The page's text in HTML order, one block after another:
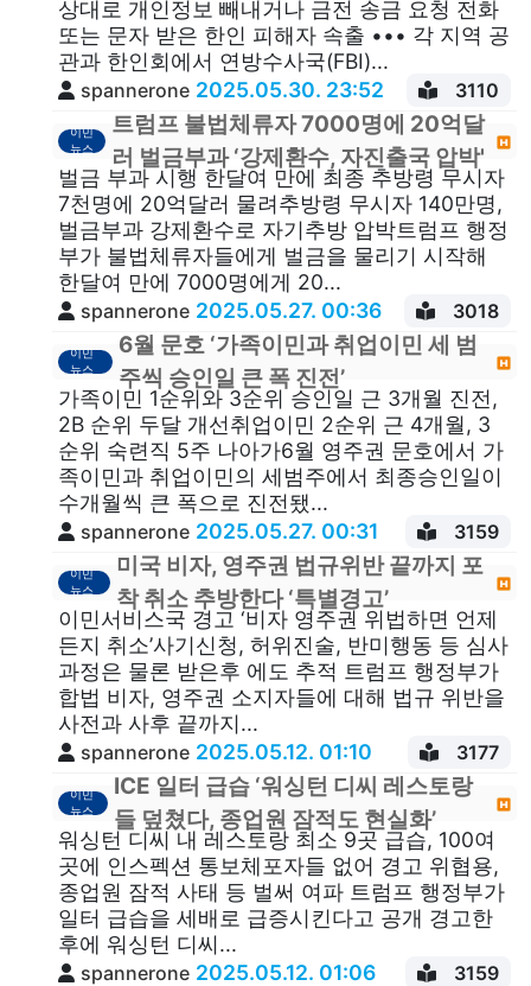
상대로 개인정보 빼내거나 금전 송금 요청 전화
또는 문자 받은 한인 피해자 속출 ••• 각 지역 공
관과 한인회에서 연방수사국(FBI)...
spannerone 2025.05.30. 23:52 3110
이민
뉴스
트럼프 불법체류자 7000명에 20억달
러 벌금부과 ‘강제환수, 자진출국 압박'
벌금 부과 시행 한달여 만에 최종 추방령 무시자
7천명에 20억달러 물려추방령 무시자 140만명,
벌금부과 강제환수로 자기추방 압박트럼프 행정
부가 불법체류자들에게 벌금을 물리기 시작해
한달여 만에 7000명에게 20...
spannerone 2025.05.27. 00:36 3018
이민
뉴스
6월 문호 ‘가족이민과 취업이민 세 범
주씩 승인일 큰 폭 진전’
가족이민 1순위와 3순위 승인일 근 3개월 진전,
2B 순위 두달 개선취업이민 2순위 근 4개월, 3
순위 숙련직 5주 나아가6월 영주권 문호에서 가
족이민과 취업이민의 세범주에서 최종승인일이
수개월씩 큰 폭으로 진전됐...
spannerone 2025.05.27. 00:31 3159
이민
뉴스
미국 비자, 영주권 법규위반 끝까지 포
착 취소 추방한다 ‘특별경고’
이민서비스국 경고 ‘비자 영주권 위법하면 언제
든지 취소’사기신청, 허위진술, 반미행동 등 심사
과정은 물론 받은후 에도 추적 트럼프 행정부가
합법 비자, 영주권 소지자들에 대해 법규 위반을
사전과 사후 끝까지...
spannerone 2025.05.12. 01:10 3177
이민
뉴스
ICE 일터 급습 ‘워싱턴 디씨 레스토랑
들 덮쳤다, 종업원 잠적도 현실화’
워싱턴 디씨 내 레스토랑 최소 9곳 급습, 100여
곳에 인스펙션 통보체포자들 없어 경고 위협용,
종업원 잠적 사태 등 벌써 여파 트럼프 행정부가
일터 급습을 세배로 급증시킨다고 공개 경고한
후에 워싱턴 디씨...
spannerone 2025.05.12. 01:06 3159